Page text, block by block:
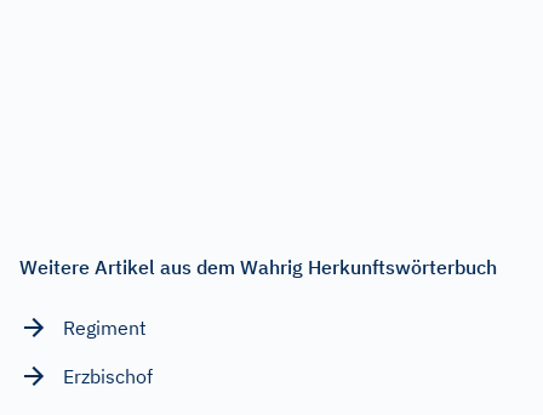
Weitere Artikel aus dem Wahrig Herkunftswörterbuch
Regiment
Erzbischof